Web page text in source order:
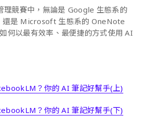
理競賽中，無論是 Google 生態系的
是 Microsoft 生態系的 OneNote
何以最有效率、最便捷的方式使用 AI
？你的 AI 筆記好幫手(上)
？你的 AI 筆記好幫手(下)